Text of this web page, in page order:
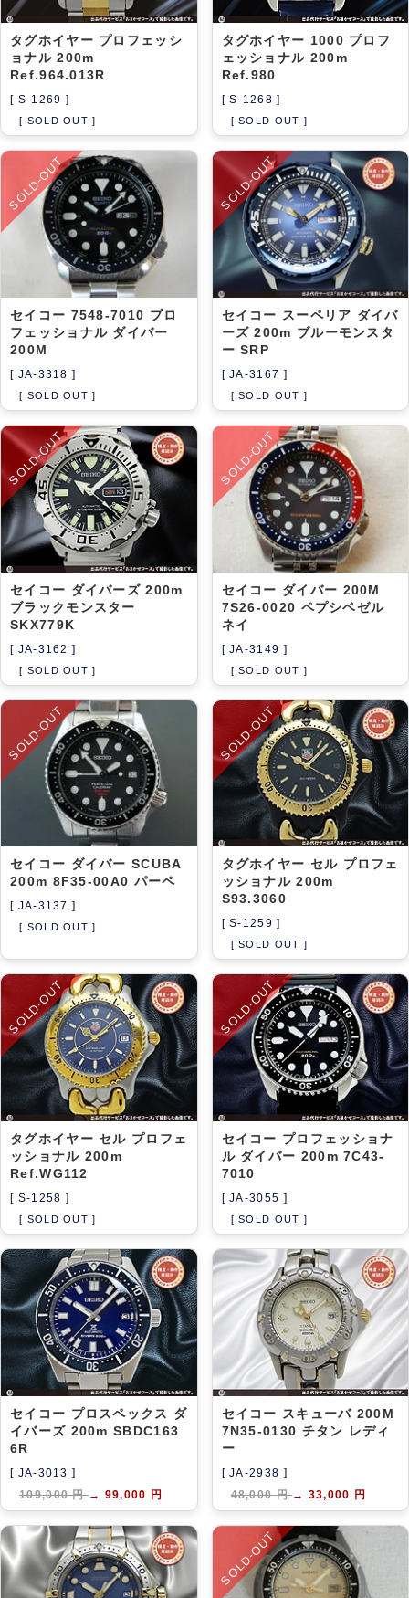
タグホイヤー プロフェッシ
ョナル 200m
Ref.964.013R
[ S-1269 ]
[ SOLD OUT ]
タグホイヤー 1000 プロフ
ェッショナル 200m
Ref.980
[ S-1268 ]
[ SOLD OUT ]
SOLD-OUT
セイコー 7548-7010 プロ
フェッショナル ダイバー
200M
[ JA-3318 ]
[ SOLD OUT ]
SOLD-OUT
セイコー スーペリア ダイバ
ーズ 200m ブルーモンスタ
ー SRP
[ JA-3167 ]
[ SOLD OUT ]
SOLD-OUT
セイコー ダイバーズ 200m
ブラックモンスター
SKX779K
[ JA-3162 ]
[ SOLD OUT ]
SOLD-OUT
セイコー ダイバー 200M
7S26-0020 ペプシベゼル
ネイ
[ JA-3149 ]
[ SOLD OUT ]
SOLD-OUT
セイコー ダイバー SCUBA
200m 8F35-00A0 パーペ
[ JA-3137 ]
[ SOLD OUT ]
SOLD-OUT
タグホイヤー セル プロフェ
ッショナル 200m
S93.3060
[ S-1259 ]
[ SOLD OUT ]
SOLD-OUT
タグホイヤー セル プロフェ
ッショナル 200m
Ref.WG112
[ S-1258 ]
[ SOLD OUT ]
SOLD-OUT
セイコー プロフェッショナ
ル ダイバー 200m 7C43-
7010
[ JA-3055 ]
[ SOLD OUT ]
セイコー プロスペックス ダ
イバーズ 200m SBDC163
6R
[ JA-3013 ]
109,000 円→ 99,000 円
セイコー スキューバ 200M
7N35-0130 チタン レディ
ー
[ JA-2938 ]
48,000 円→ 33,000 円
SOLD-OUT